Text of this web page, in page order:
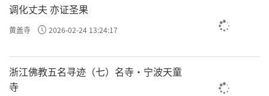
调化丈夫 亦证圣果
黄盖寺 2026-02-24 13:24:17
浙江佛教五名寻迹（七）名寺·宁波天童
寺